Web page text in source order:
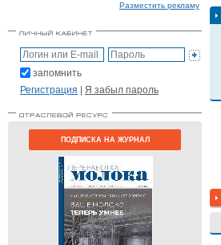
Разместить рекламу
запомнить
Регистрация | Я забыл пароль
ПОДПИСКА НА ЖУРНАЛ